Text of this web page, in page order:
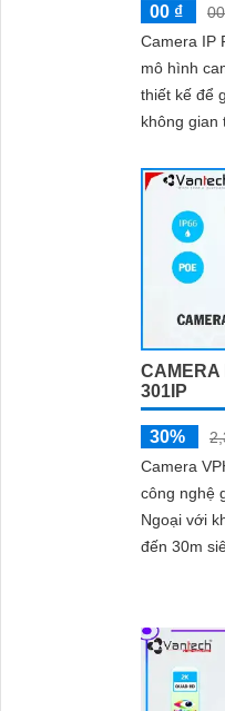
00 ₫
Camera IP
mô hình
thiết kế để
không gian
Power
CAMERA
301IP
30%
Camera
công nghệ
Ngoại với
đến 30m